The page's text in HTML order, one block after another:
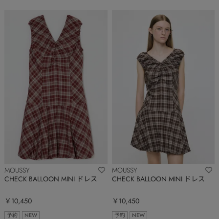
MOUSSY
CHECK BALLOON MINI ドレス
￥10,450
予約 NEW
MOUSSY
CHECK BALLOON MINI ドレス
￥10,450
予約 NEW